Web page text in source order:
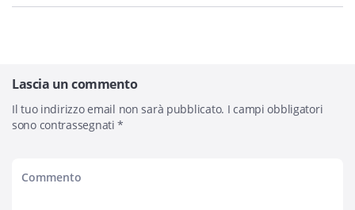
Lascia un commento
Il tuo indirizzo email non sarà pubblicato. I campi obbligatori
sono contrassegnati*